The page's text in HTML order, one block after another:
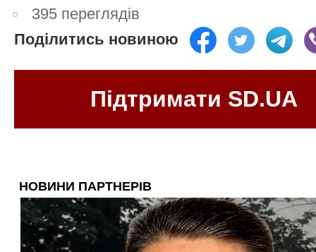
395 переглядів
Поділитись новиною
Підтримати SD.UA